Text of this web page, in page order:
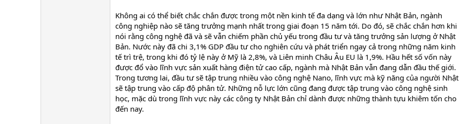
Không ai có thể biết chắc chắn được trong một nền kinh tế đa dạng và lớn như Nhật Bản, ngành
công nghiệp nào sẽ tăng trưởng mạnh nhất trong giai đoạn 15 năm tới. Do đó, sẽ chắc chắn hơn khi
nói rằng công nghệ đã và sẽ vẫn chiếm phần chủ yếu trong đầu tư và tăng trưởng sản lượng ở Nhật
Bản. Nước này đã chi 3,1% GDP đầu tư cho nghiên cứu và phát triển ngay cả trong những năm kinh
tế trì trệ, trong khi đó tỷ lệ này ở Mỹ là 2,8%, và Liên minh Châu Âu EU là 1,9%. Hầu hết số vốn này
được đổ vào lĩnh vực sản xuất hàng điện tử cao cấp, ngành mà Nhật Bản vẫn đang dẫn đầu thế giới.
Trong tương lai, đầu tư sẽ tập trung nhiều vào công nghệ Nano, lĩnh vực mà kỹ năng của người Nhật
sẽ tập trung vào cấp độ phân tử. Những nỗ lực lớn cũng đang được tập trung vào công nghệ sinh
học, mặc dù trong lĩnh vực này các công ty Nhật Bản chỉ dành được những thành tựu khiêm tốn cho
đến nay.